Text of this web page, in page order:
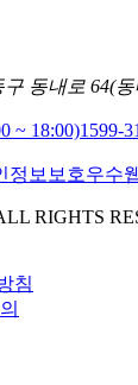
동내로 64(
~ 18:00)1599-
RIGHTS
침